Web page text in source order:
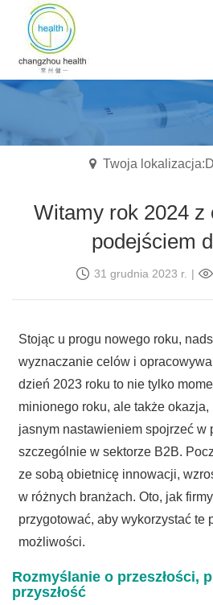
Twoja
Witamy rok 2024 z
podejściem
31 grudnia 2023 r. |
Stojąc u progu nowego roku,
wyznaczanie celów i
dzień 2023 roku to nie tylko
minionego roku, ale także
jasnym nastawieniem spojrzeć w
szczególnie w sektorze B2B.
ze sobą obietnicę innowacji,
w różnych branżach. Oto, jak
przygotować, aby wykorzystać te
możliwości.
Rozmyślanie o przeszłości,
przyszłość